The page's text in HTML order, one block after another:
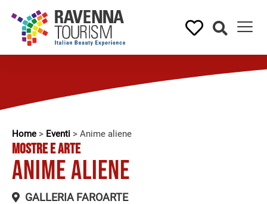
Home > Eventi > Anime aliene
MOSTRE E ARTE
Anime aliene
GALLERIA FAROARTE